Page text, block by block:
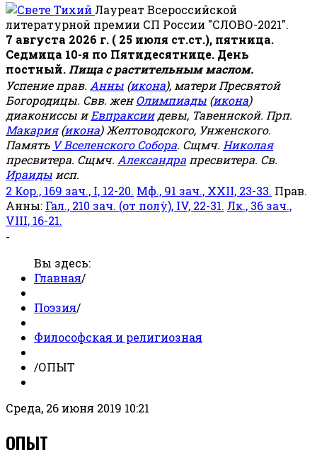
Лауреат Всероссийской
литературной премии СП России "СЛОВО-2021".
7 августа 2026 г. ( 25 июля ст.ст.), пятница.
Седмица 10-я по Пятидесятнице. День
постный. Пища с растительным маслом.
Успение прав. Анны (икона), матери Пресвятой
Богородицы. Свв. женОлимпиады (икона)
диакониссы иЕвпраксиидевы, Тавеннской. Прп.
Макария(икона) Желтоводского, Унженского.
Память V Вселенского Собора. Сщмч. Николая
пресвитера. Сщмч. Александра пресвитера. Св.
Ираиды исп.
2 Кор., 169 зач., I, 12-20. Мф., 91 зач., XXII, 23-33. Прав.
Анны: Гал., 210 зач. (от полу́), IV, 22-31. Лк., 36 зач.,
VIII, 16-21.
-
Вы здесь:
Главная/
Поэзия/
Философская и религиозная
/ОПЫТ
Среда, 26 июня 2019 10:21
ОПЫТ